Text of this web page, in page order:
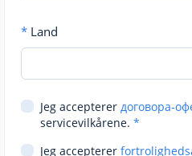
* Land
Jeg accepterer договора-
servicevilkårene. *
Jeg accepterer